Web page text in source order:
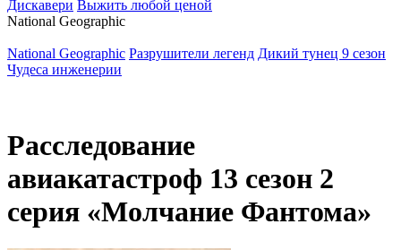
Дискавери Выжить любой ценой
National Geographic
National Geographic Разрушители легенд Дикий тунец 9 сезон
Чудеса инженерии
Расследование
авиакатастроф 13 сезон 2
серия «Молчание Фантома»